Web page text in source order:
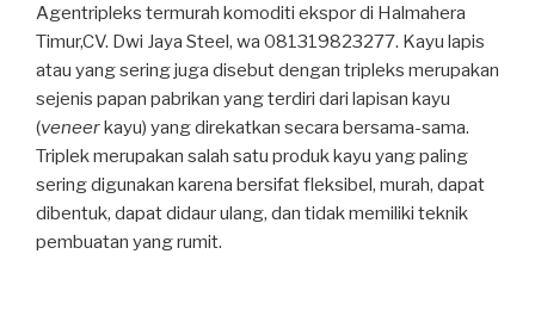
Agentripleks termurah komoditi ekspor di Halmahera
Timur,CV. Dwi Jaya Steel, wa 081319823277. Kayu lapis
atau yang sering juga disebut dengan tripleks merupakan
sejenis papan pabrikan yang terdiri dari lapisan kayu
(veneerkayu) yang direkatkan secara bersama-sama.
Triplek merupakan salah satu produk kayu yang paling
sering digunakan karena bersifat fleksibel, murah, dapat
dibentuk, dapat didaur ulang, dan tidak memiliki teknik
pembuatan yang rumit.